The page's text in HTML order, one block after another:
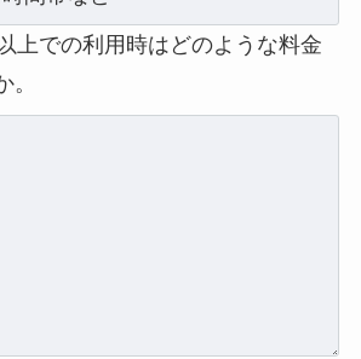
上での利用時はどのような料金